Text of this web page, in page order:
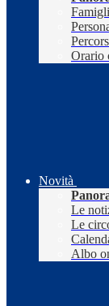
Orario
Novità
Le
Le
Albo